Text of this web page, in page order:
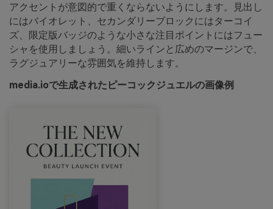
アクセントが意図的で重くならないようにします。見出し
にはバイオレット、セカンダリーブロックにはターコイ
ズ、限定版バッジのような小さな注目ポイントにはフュー
シャを使用しましょう。細いラインと広めのマージンで、
ラグジュアリーな雰囲気を維持します。
media.ioで生成されたピーコックジュエルの画像例